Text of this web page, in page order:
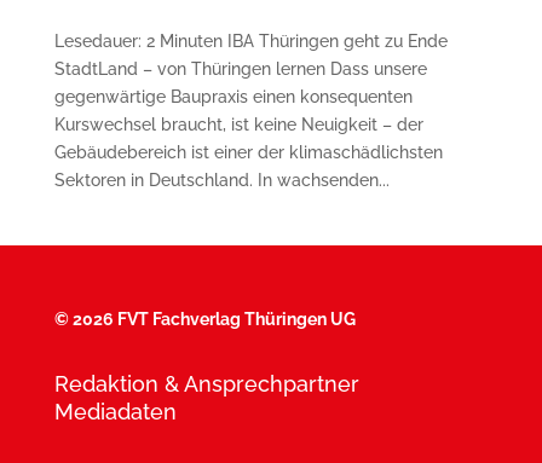
Lesedauer: 2 Minuten IBA Thüringen geht zu Ende
StadtLand – von Thüringen lernen Dass unsere
gegenwärtige Baupraxis einen konsequenten
Kurswechsel braucht, ist keine Neuigkeit – der
Gebäudebereich ist einer der klimaschädlichsten
Sektoren in Deutschland. In wachsenden...
©2026 FVT Fachverlag Thüringen UG
Redaktion & Ansprechpartner
Mediadaten